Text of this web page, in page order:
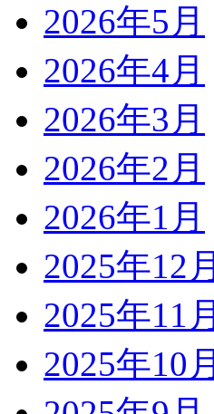
2026年5月
2026年4月
2026年3月
2026年2月
2026年1月
2025年12月
2025年11月
2025年10月